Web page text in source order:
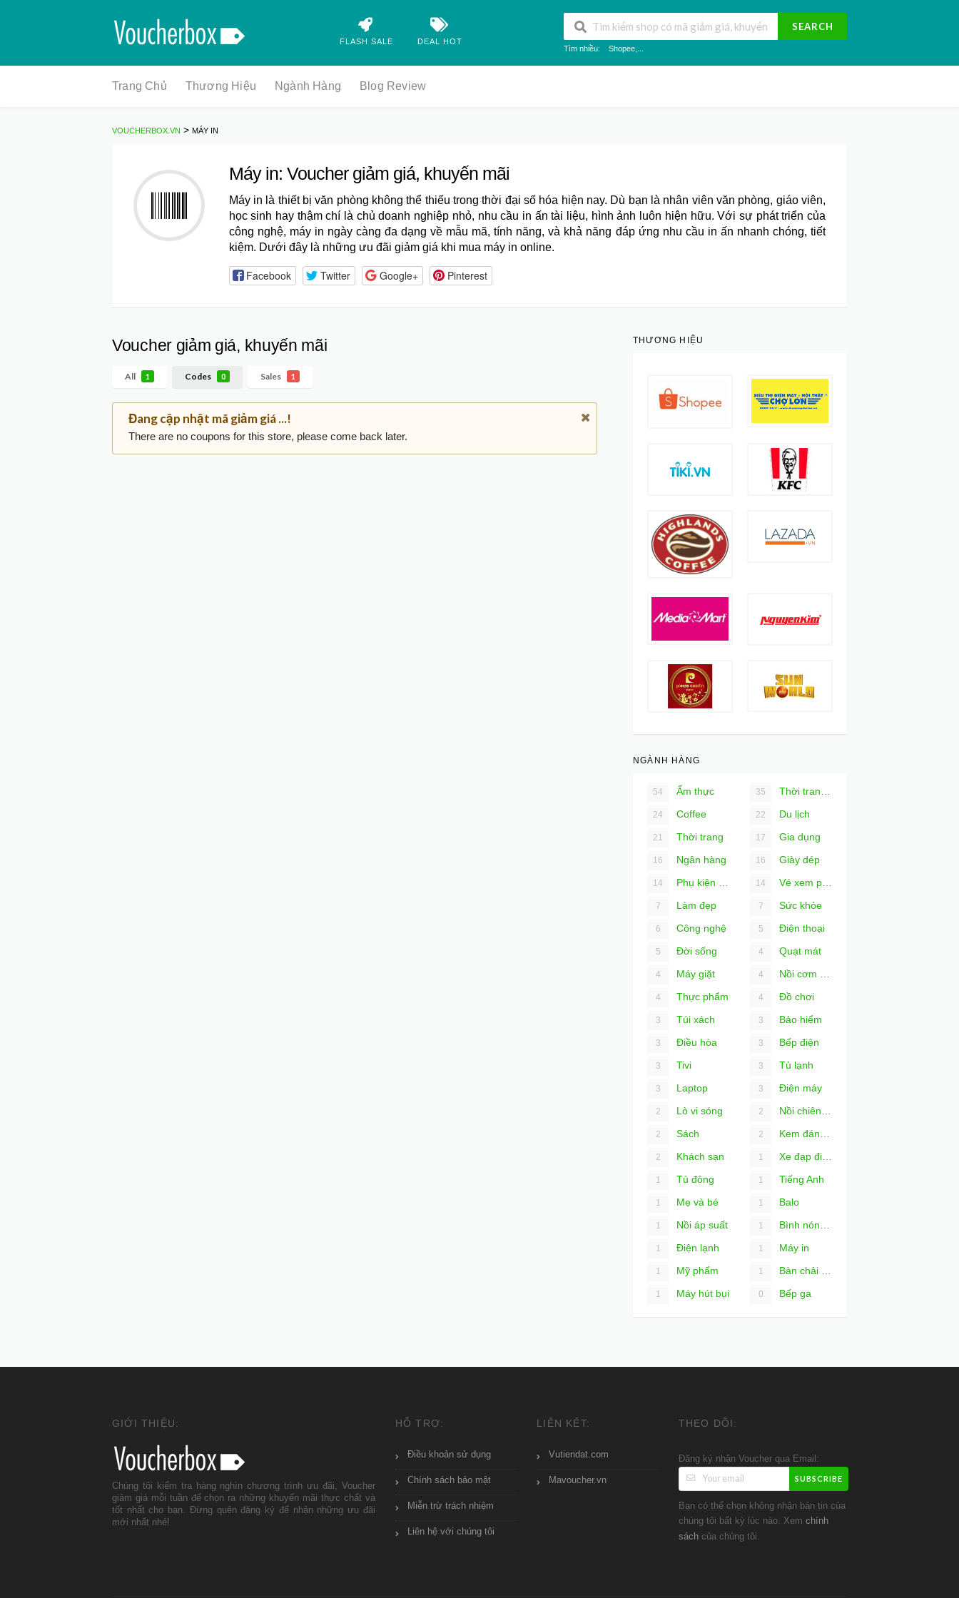
FLASH SALE DEAL HOT
SEARCH
Tìm nhiều: Shopee
to
Trang Chủ Thương Hiệu Ngành Hàng Blog Review
VOUCHERBOX.VN > MÁY IN
Máy in: Voucher giảm giá, khuyến mãi
Máy in là thiết bị văn phòng không thể thiếu trong thời đại số hóa hiện nay. Dù bạn là nhân viên văn phòng, giáo viên,
học sinh hay thậm chí là chủ doanh nghiệp nhỏ, nhu cầu in ấn tài liệu, hình ảnh luôn hiện hữu. Với sự phát triển của
công nghệ, máy in ngày càng đa dạng về mẫu mã, tính năng, và khả năng đáp ứng nhu cầu in ấn nhanh chóng, tiết
kiệm. Dưới đây là những ưu đãi giảm giá khi mua máy in online.
Facebook Twitter Google+ Pinterest
Voucher giảm giá, khuyến mãi
All 1 Codes 0 Sales 1
Đang cập nhật mã giảm giá ...!
There are no coupons for this store, please come back later.
THƯƠNG HIỆU
NGÀNH HÀNG
54 Ẩm thực 35 Thời trang nam
24 Coffee 22 Du lịch
21 Thời trang 17 Gia dụng
16 Ngân hàng 16 Giày dép
14 Phụ kiện Ô tô 14 Vé xem phim
7 Làm đẹp 7 Sức khỏe
6 Công nghệ 5 Điện thoại
5 Đời sống 4 Quạt mát
4 Máy giặt 4 Nồi cơm điện
4 Thực phẩm 4 Đồ chơi
3 Túi xách 3 Bảo hiểm
3 Điều hòa 3 Bếp điện
3 Tivi 3 Tủ lạnh
3 Laptop 3 Điện máy
2 Lò vi sóng 2 Nồi chiên không dầu
2 Sách 2 Kem đánh răng
2 Khách sạn 1 Xe đạp điện
1 Tủ đông 1 Tiếng Anh
1 Mẹ và bé 1 Balo
1 Nồi áp suất 1 Bình nóng lạnh
1 Điện lạnh 1 Máy in
1 Mỹ phẩm 1 Bàn chải đánh răng
1 Máy hút bụi 0 Bếp ga
GIỚI THIỆU:
Chúng tôi kiểm tra hàng nghìn chương trình ưu đãi, Voucher
giảm giá mỗi tuần để chọn ra những khuyến mãi thực chất và
tốt nhất cho bạn. Đừng quên đăng ký để nhận những ưu đãi
mới nhất nhé!
HỖ TRỢ:
Điều khoản sử dụng
Chính sách bảo mật
Miễn trừ trách nhiệm
Liên hệ với chúng tôi
LIÊN KẾT:
Vutiendat.com
Mavoucher.vn
THEO DÕI:
Đăng ký nhận Voucher qua Email:
SUBSCRIBE
Bạn có thể chọn không nhận bản tin của
chúng tôi bất kỳ lúc nào. Xem chính
sáchcủa chúng tôi.